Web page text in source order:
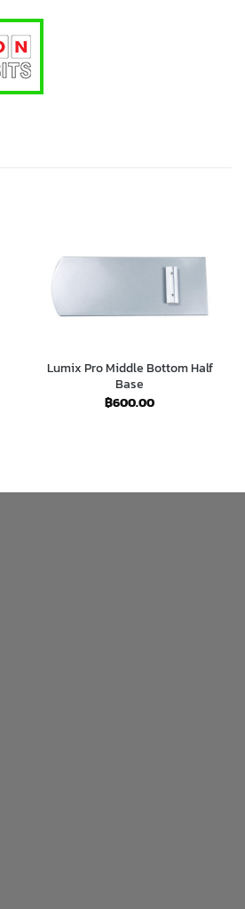
Lumix Pro Middle Bottom Half
Base
฿600.00